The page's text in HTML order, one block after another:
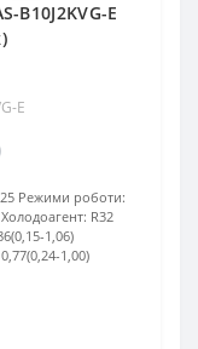
B10J2KVG-E
E
25 Режими роботи:
Холодоагент: R32
1,06)
0,77(0,24-1,00)